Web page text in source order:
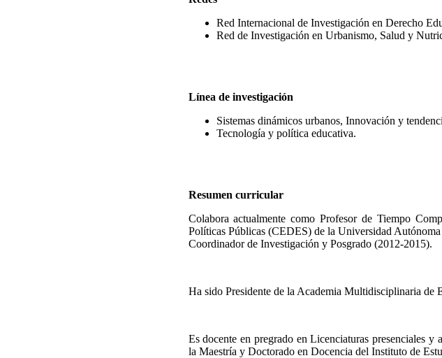
Red Internacional de Investigación en Derecho
Red de Investigación en Urbanismo, Salud y
Línea de investigación
Sistemas dinámicos urbanos, Innovación y
Tecnología y política educativa.
Resumen curricular
Colabora actualmente como Profesor de Tiempo
Políticas Públicas (CEDES) de la Universidad
Coordinador de Investigación y Posgrado (2012-2015).
Ha sido Presidente de la Academia Multidisciplinaria de
Es docente en pregrado en Licenciaturas presenciales
la Maestría y Doctorado en Docencia del Instituto de